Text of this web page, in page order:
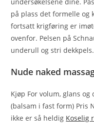
på plass det formelle
fortsatt krigføring er
ovenfor. Pelsen på
underull og stri dekkpels.
Nude naked
Kjøp For volum, glans
(balsam i fast form) Pris
ikke er så heldig Koselig